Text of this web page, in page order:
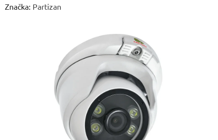
hodnocení
Značka: Partizan